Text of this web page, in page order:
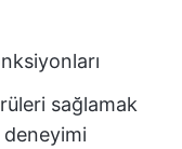
sağlamak